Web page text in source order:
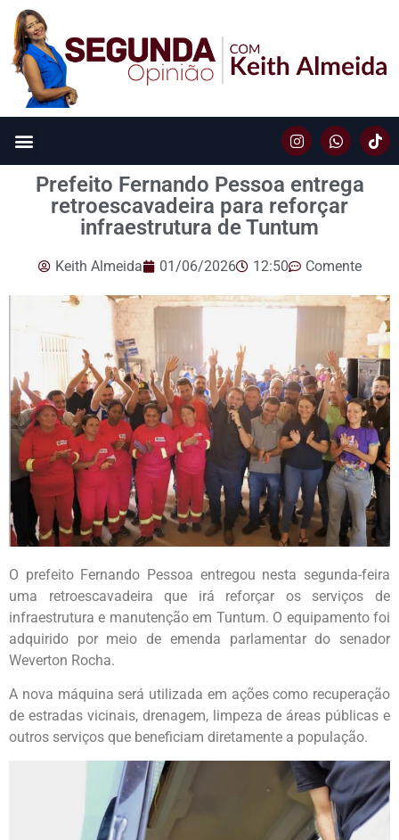
Prefeito Fernando Pessoa entrega
retroescavadeira para reforçar
infraestrutura de Tuntum
Keith Almeida 01/06/2026 12:50 Comente
O prefeito Fernando Pessoa entregou nesta segunda-feira
uma retroescavadeira que irá reforçar os serviços de
infraestrutura e manutenção em Tuntum. O equipamento foi
adquirido por meio de emenda parlamentar do senador
Weverton Rocha.
A nova máquina será utilizada em ações como recuperação
de estradas vicinais, drenagem, limpeza de áreas públicas e
outros serviços que beneficiam diretamente a população.